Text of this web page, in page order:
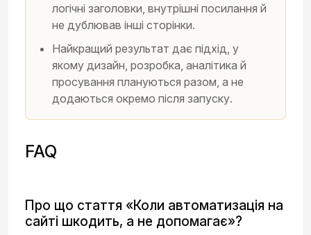
логічні заголовки, внутрішні посилання й
не дублював інші сторінки.
Найкращий результат дає підхід, у
якому дизайн, розробка, аналітика й
просування плануються разом, а не
додаються окремо після запуску.
FAQ
Про що стаття «Коли автоматизація на
сайті шкодить, а не допомагає»?